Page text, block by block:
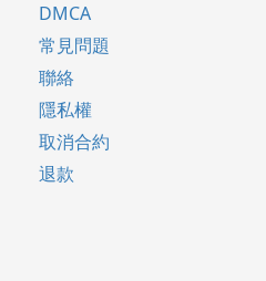
DMCA
常見問題
聯絡
隱私權
取消合約
退款